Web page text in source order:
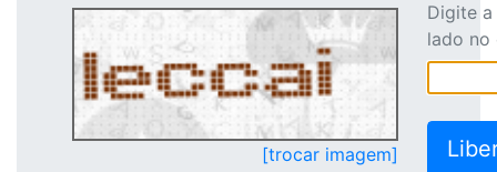
[trocar imagem]
Digite
lado no